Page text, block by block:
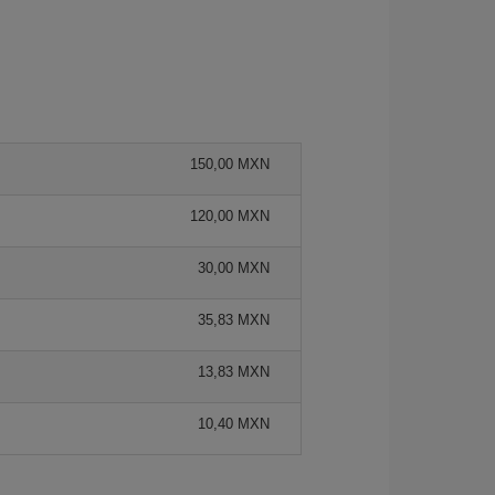
150,00 MXN
120,00 MXN
30,00 MXN
35,83 MXN
13,83 MXN
10,40 MXN